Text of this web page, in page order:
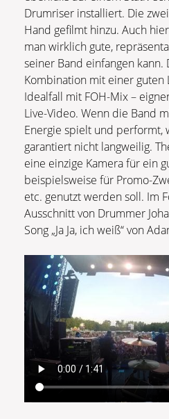
Drumriser installiert. Die
Hand gefilmt hinzu. Auch
man wirklich gute,
seiner Band einfangen kann.
Kombination mit einer guten
Idealfall mit FOH-Mix –
Live-Video. Wenn die Band
Energie spielt und performt,
garantiert nicht langweilig.
eine einzige Kamera für ein
beispielsweise für Promo-
etc. genutzt werden soll. Im
Ausschnitt von Drummer
Song „Ja Ja, ich weiß“ von